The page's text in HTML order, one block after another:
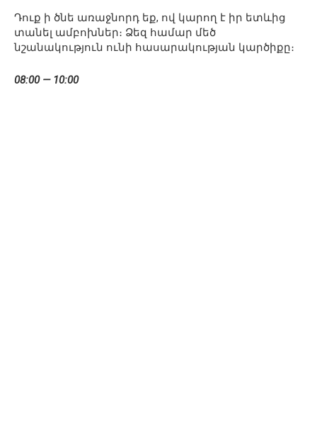
Դուք ի ծնե առաջնորդ եք, ով կարող է իր ետևից
տանել ամբոխներ։ Ձեզ համար մեծ
նշանակություն ունի հասարակության կարծիքը։
08:00 — 10:00